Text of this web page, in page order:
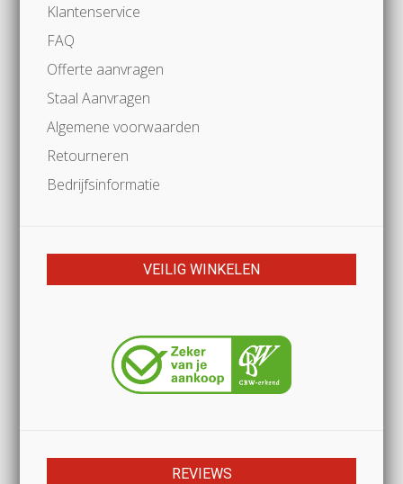
Klantenservice
FAQ
Offerte aanvragen
Staal Aanvragen
Algemene voorwaarden
Retourneren
Bedrijfsinformatie
VEILIG WINKELEN
REVIEWS